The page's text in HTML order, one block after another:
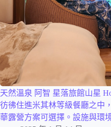
天然溫泉 阿智 星落旅館山星
彷彿住進米其林等級餐廳之中
華露營方案可選擇。設施與環